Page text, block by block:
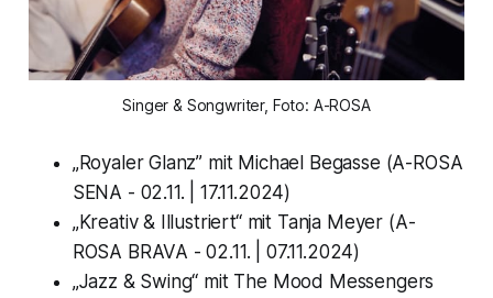
Singer & Songwriter, Foto: A-ROSA
„Royaler Glanz” mit Michael Begasse (A-ROSA
SENA - 02.11. | 17.11.2024)
„Kreativ & Illustriert“ mit Tanja Meyer (A-
ROSA BRAVA - 02.11. | 07.11.2024)
„Jazz & Swing“ mit The Mood Messengers